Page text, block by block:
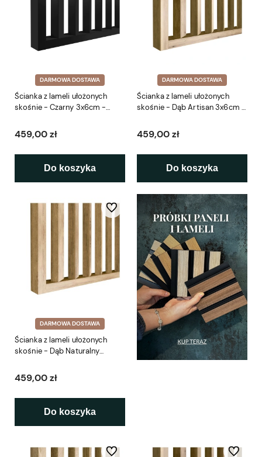
DARMOWA DOSTAWA
Ścianka z lameli ułożonych
skośnie - Czarny 3x6cm -
459,00 zł
Do koszyka
DARMOWA DOSTAWA
Ścianka z lameli ułożonych
skośnie - Dąb Artisan 3x6cm -
459,00 zł
Do koszyka
DARMOWA DOSTAWA
Ścianka z lameli ułożonych
skośnie - Dąb Naturalny
281cm LEO
459,00 zł
Do koszyka
Do ulubionych
Do ulubionych Do